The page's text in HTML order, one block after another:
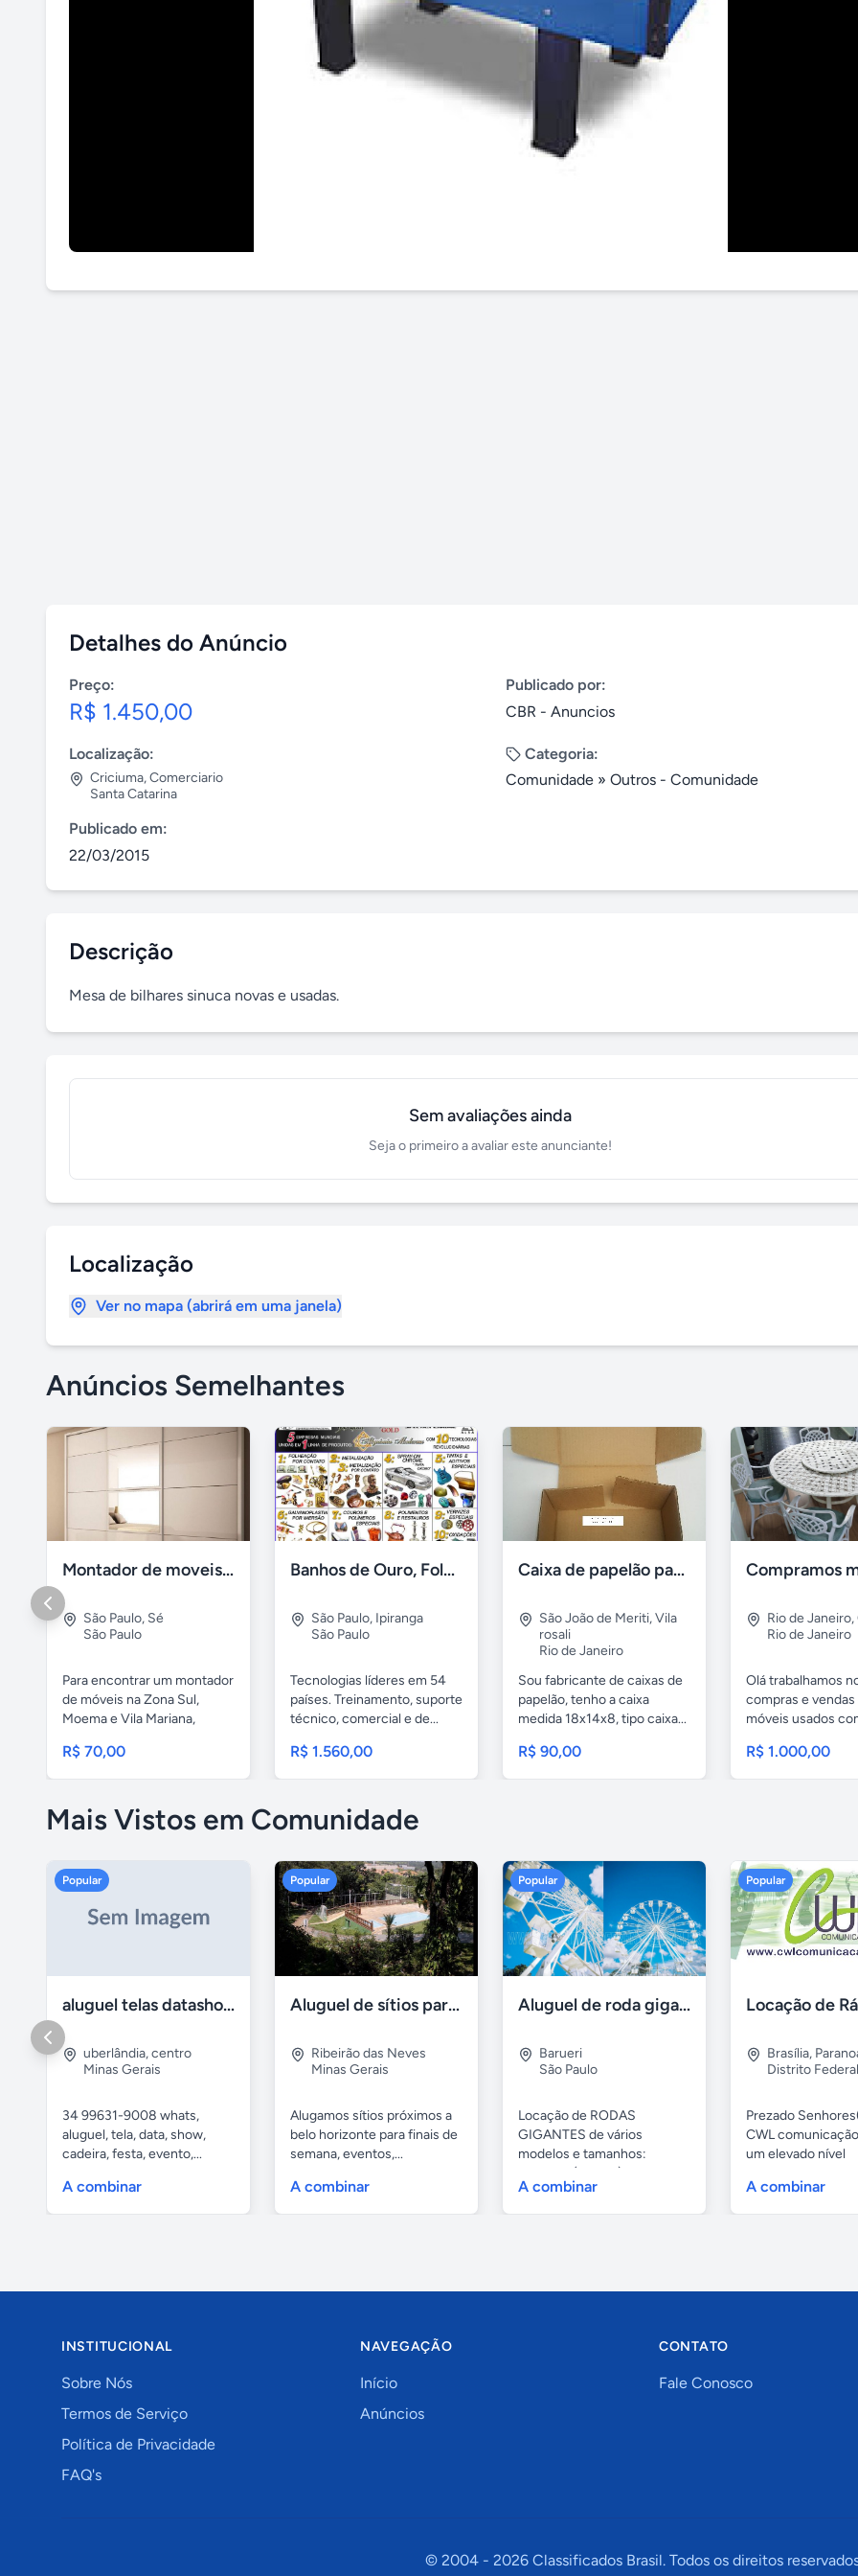
Detalhes do Anúncio
Preço:
R$ 1.450,00
Publicado por:
CBR - Anuncios
Localização:
Criciuma,Comerciario
Santa Catarina
Categoria:
Comunidade » Outros - Comunidade
Publicado em:
22/03/2015
Descrição
Mesa de bilhares sinuca novas e usadas.
Sem avaliações ainda
Seja o primeiro a avaliar este anunciante!
Localização
Ver no mapa (abrirá em uma janela)
Anúncios Semelhantes
Montador de moveis zona sul moema, vila mariana
São Paulo, Sé
São Paulo
Para encontrar um montador
de móveis na Zona Sul,
Moema e Vila Mariana,
R$ 70,00
Banhos de Ouro, Folheação Portátil, Metalização e mais!
São Paulo, Ipiranga
São Paulo
Tecnologias líderes em 54
países. Treinamento, suporte
técnico, comercial e de...
R$ 1.560,00
Caixa de papelão para sedex
São João de Meriti,Vila
rosali
Rio de Janeiro
Sou fabricante de caixas de
papelão, tenho a caixa
medida 18x14x8, tipo caixa...
R$ 90,00
Rio de Janeiro,
Rio de Janeiro
Olá trabalhamos
compras e vendas
móveis usados
R$ 1.000,00
Mais Vistos em Comunidade
Popular
aluguel telas datashow cadeiras uberlândia
uberlândia,centro
Minas Gerais
34 99631-9008 whats,
aluguel, tela, data, show,
cadeira, festa, evento,...
A combinar
Popular
Aluguel de sítios para festas e eventos em BH
Ribeirão das Neves
Minas Gerais
Alugamos sítios próximos a
belo horizonte para finais de
semana, eventos,...
A combinar
Popular
Aluguel de roda gigante
Barueri
São Paulo
Locação de RODAS
GIGANTES de vários
modelos e tamanhos:
4,80mts (infantil), 6,...
A combinar
Popular
Brasília,
Distrito Federal
Prezado
CWL
um elevado nível
A combinar
INSTITUCIONAL
Sobre Nós
Termos de Serviço
Política de Privacidade
FAQ's
NAVEGAÇÃO
Início
Anúncios
CONTATO
Fale Conosco
© 2004 - 2026Classificados Brasil. Todos os direitos